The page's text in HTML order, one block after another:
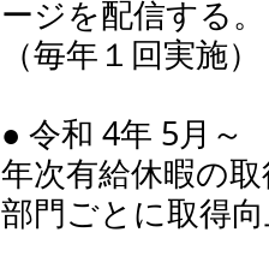
ージを配信する。
（毎年１回実施）
● 令和 4年 5月～
年次有給休暇の
部門ごとに取得